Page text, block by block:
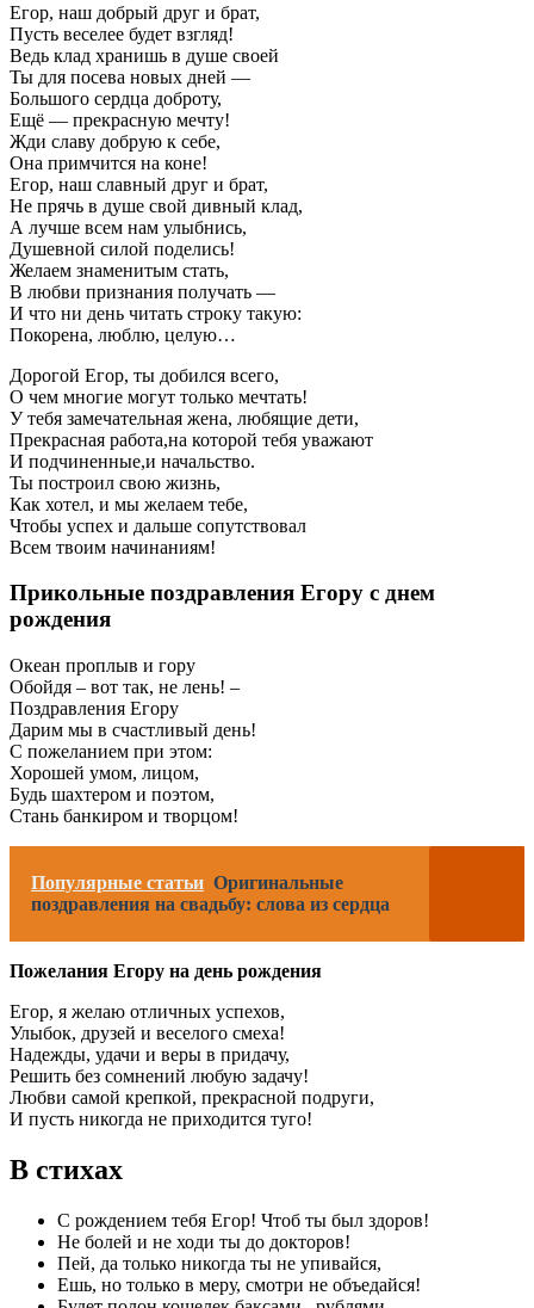
Егор, наш добрый друг и брат,
Пусть веселее будет взгляд!
Ведь клад хранишь в душе своей
Ты для посева новых дней —
Большого сердца доброту,
Ещё — прекрасную мечту!
Жди славу добрую к себе,
Она примчится на коне!
Егор, наш славный друг и брат,
Не прячь в душе свой дивный клад,
А лучше всем нам улыбнись,
Душевной силой поделись!
Желаем знаменитым стать,
В любви признания получать —
И что ни день читать строку такую:
Покорена, люблю, целую…
Дорогой Егор, ты добился всего,
О чем многие могут только мечтать!
У тебя замечательная жена, любящие дети,
Прекрасная работа,на которой тебя уважают
И подчиненные,и начальство.
Ты построил свою жизнь,
Как хотел, и мы желаем тебе,
Чтобы успех и дальше сопутствовал
Всем твоим начинаниям!
Прикольные поздравления Егору с днем
рождения
Океан проплыв и гору
Обойдя – вот так, не лень! –
Поздравления Егору
Дарим мы в счастливый день!
С пожеланием при этом:
Хорошей умом, лицом,
Будь шахтером и поэтом,
Стань банкиром и творцом!
Популярные статьи Оригинальные
поздравления на свадьбу: слова из сердца
Пожелания Егору на день рождения
Егор, я желаю отличных успехов,
Улыбок, друзей и веселого смеха!
Надежды, удачи и веры в придачу,
Решить без сомнений любую задачу!
Любви самой крепкой, прекрасной подруги,
И пусть никогда не приходится туго!
В стихах
С рождением тебя Егор! Чтоб ты был здоров!
Не болей и не ходи ты до докторов!
Пей, да только никогда ты не упивайся,
Ешь, но только в меру, смотри не объедайся!